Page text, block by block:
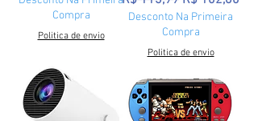
Compra
Politica de envio
Desconto Na Primeira
Compra
Politica de envio